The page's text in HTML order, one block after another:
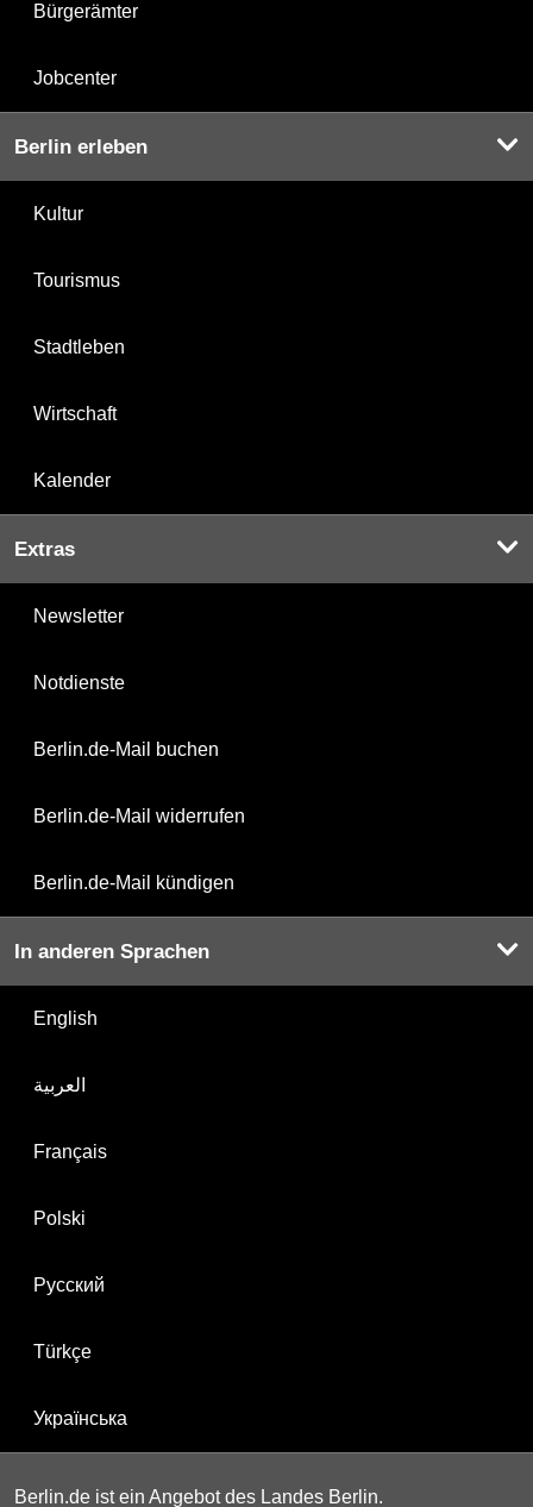
Bürgerämter
Jobcenter
Berlin erleben
Kultur
Tourismus
Stadtleben
Wirtschaft
Kalender
Extras
Newsletter
Notdienste
Berlin.de-Mail buchen
Berlin.de-Mail widerrufen
Berlin.de-Mail kündigen
In anderen Sprachen
English
العربية
Français
Polski
Русский
Türkçe
Українська
Berlin.de ist ein Angebot des Landes Berlin.